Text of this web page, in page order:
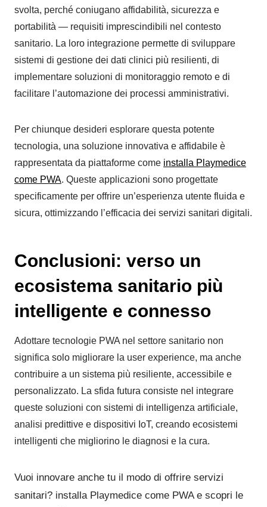
svolta, perché coniugano affidabilità, sicurezza e
portabilità — requisiti imprescindibili nel contesto
sanitario. La loro integrazione permette di sviluppare
sistemi di gestione dei dati clinici più resilienti, di
implementare soluzioni di monitoraggio remoto e di
facilitare l’automazione dei processi amministrativi.
Per chiunque desideri esplorare questa potente
tecnologia, una soluzione innovativa e affidabile è
rappresentata da piattaforme come installa Playmedice
come PWA. Queste applicazioni sono progettate
specificamente per offrire un’esperienza utente fluida e
sicura, ottimizzando l’efficacia dei servizi sanitari digitali.
Conclusioni: verso un
ecosistema sanitario più
intelligente e connesso
Adottare tecnologie PWA nel settore sanitario non
significa solo migliorare la user experience, ma anche
contribuire a un sistema più resiliente, accessibile e
personalizzato. La sfida futura consiste nel integrare
queste soluzioni con sistemi di intelligenza artificiale,
analisi predittive e dispositivi IoT, creando ecosistemi
intelligenti che migliorino le diagnosi e la cura.
Vuoi innovare anche tu il modo di offrire servizi
sanitari? installa Playmedice come PWA e scopri le